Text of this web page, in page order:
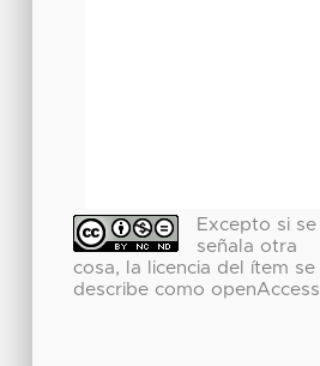
Excepto si se
señala otra
cosa, la licencia del ítem se
describe como openAccess